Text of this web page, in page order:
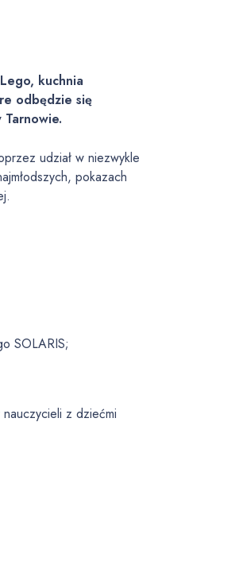
kuchnia
odbędzie się
udział w niezwykle
pokazach
SOLARIS;
z dziećmi